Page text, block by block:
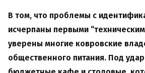
В том, что проблемы с
исчерпаны первыми
уверены многие ковровские
общественного питания. Под